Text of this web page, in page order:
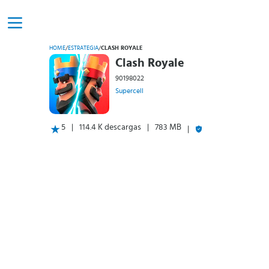
HOME/ESTRATEGIA/CLASH ROYALE
Clash Royale
90198022
Supercell
5 114.4 K descargas 783 MB